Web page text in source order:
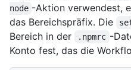
node -Aktion verwendest,
das Bereichspräfix. Die
Bereich in der
.npmrc -
Konto fest, das die